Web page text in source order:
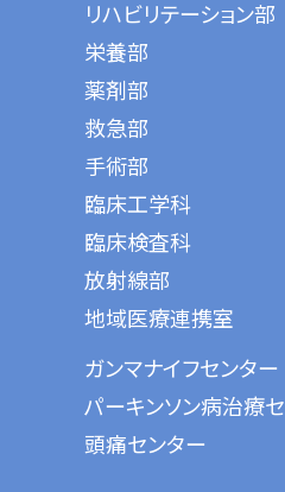
リハビリテーション部
栄養部
薬剤部
救急部
手術部
臨床工学科
臨床検査科
放射線部
地域医療連携室
ガンマナイフセンター
パーキンソン病治療
頭痛センター